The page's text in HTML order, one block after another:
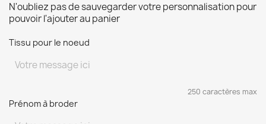
N'oubliez pas de sauvegarder votre personnalisation pour
pouvoir l'ajouter au panier
Tissu pour le noeud
250 caractères max
Prénom à broder